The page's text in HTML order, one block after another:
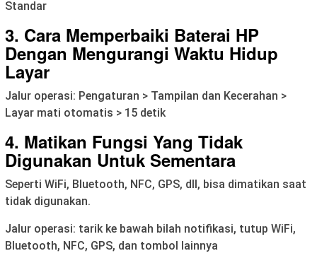
Standar
3. Cara Memperbaiki Baterai HP
Dengan Mengurangi Waktu Hidup
Layar
Jalur operasi: Pengaturan > Tampilan dan Kecerahan >
Layar mati otomatis > 15 detik
4. Matikan Fungsi Yang Tidak
Digunakan Untuk Sementara
Seperti WiFi, Bluetooth, NFC, GPS, dll, bisa dimatikan saat
tidak digunakan.
Jalur operasi: tarik ke bawah bilah notifikasi, tutup WiFi,
Bluetooth, NFC, GPS, dan tombol lainnya